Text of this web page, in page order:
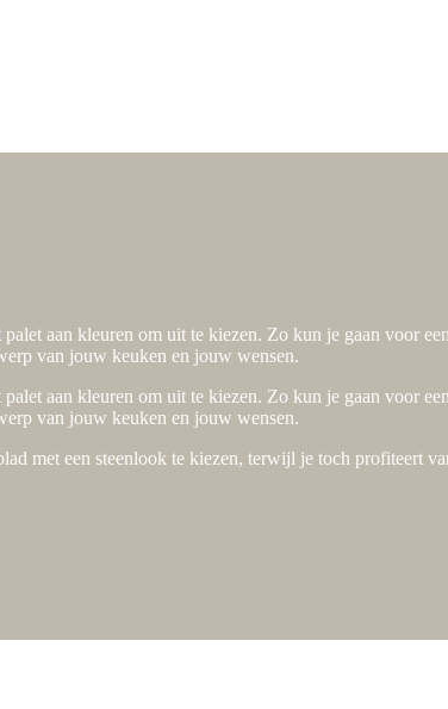
aan kleuren om uit te kiezen. Zo kun je gaan voor
van jouw keuken en jouw wensen.
aan kleuren om uit te kiezen. Zo kun je gaan voor
van jouw keuken en jouw wensen.
met een steenlook te kiezen, terwijl je toch profiteert